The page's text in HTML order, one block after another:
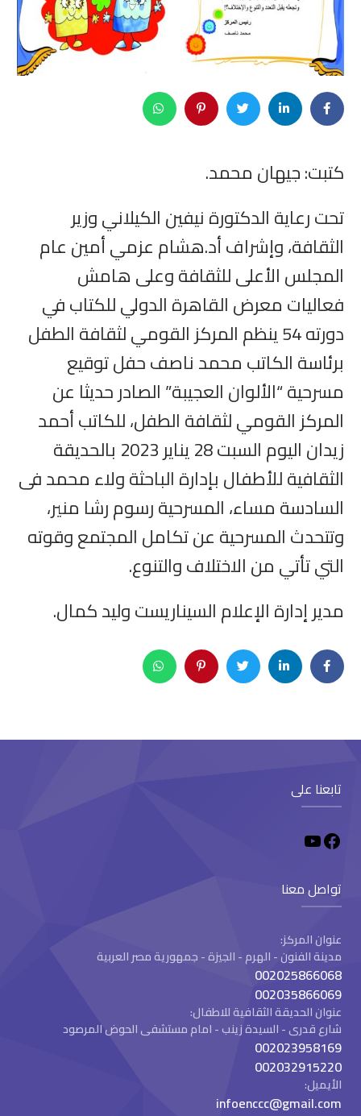
كتبت: جيهان محمد.
تحت رعاية الدكتورة نيفين الكيلاني وزير
الثقافة، وإشراف أد.هشام عزمي أمين عام
المجلس الأعلى للثقافة وعلى هامش
فعاليات معرض القاهرة الدولي للكتاب في
دورته 54 ينظم المركز القومي لثقافة الطفل
برئاسة الكاتب محمد ناصف حفل توقيع
مسرحية “الألوان العجيبة” الصادر حديثا عن
المركز القومي لثقافة الطفل، للكاتب أحمد
زيدان اليوم السبت 28 يناير 2023 بالحديقة
الثقافية للأطفال بإدارة الباحثة ولاء محمد فى
السادسة مساء، المسرحية رسوم رشا منير،
وتتحدث المسرحية عن تكامل المجتمع وقوته
التي تأتي من الاختلاف والتنوع.
مدير إدارة الإعلام السيناريست وليد كمال.
تابعنا على
تواصل معنا
عنوان المركز:
مدينة الفنون - الهرم - الجيزة - جمهورية مصر العربية
002025866068
002035866069
عنوان الحديقة الثقافية للاطفال:
شارع قدرى - السيدة زينب - امام مستشفى الحوض المرصود
002023958169
002032915220
الأيميل:
infoenccc@gmail.com